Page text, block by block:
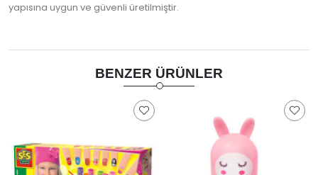
yapısına uygun ve güvenli üretilmiştir.
BENZER ÜRÜNLER